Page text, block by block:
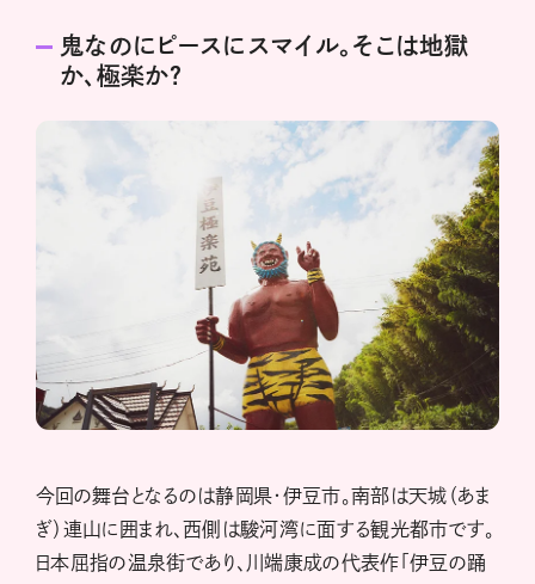
鬼なのにピースにスマイル。そこは地獄
か、極楽か？
今回の舞台となるのは静岡県・伊豆市。南部は天城（あま
ぎ）連山に囲まれ、西側は駿河湾に面する観光都市です。
日本屈指の温泉街であり、川端康成の代表作「伊豆の踊